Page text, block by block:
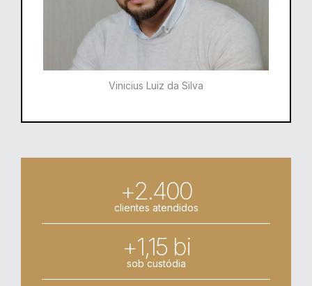
Vinicius Luiz da Silva
+2.400
clientes atendidos
+1,15 bi
sob custódia